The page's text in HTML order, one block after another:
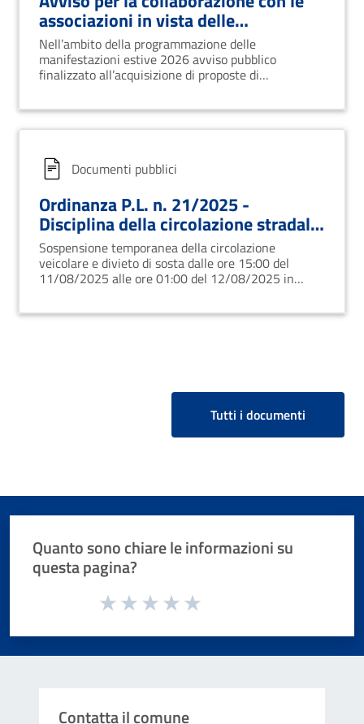
associazioni in vista delle
manifestazioni estive 2026
Nell’ambito della programmazione delle
manifestazioni estive 2026 avviso pubblico
finalizzato all’acquisizione di proposte di
Documenti pubblici
Ordinanza P.L. n. 21/2025 -
Disciplina della circolazione stradale
lunedì 11 Agosto 2025 in occasione
della Manifestazione "Suoni
d'agosto - La voce di Adriano in
Sospensione temporanea della circolazione
veicolare e divieto di sosta dalle ore 15:00 del
11/08/2025 alle ore 01:00 del 12/08/2025 in
Tutti i documenti
Quanto sono chiare le informazioni su
questa pagina?
Valuta da 1 a 5 stelle la pagina
Contatta il comune